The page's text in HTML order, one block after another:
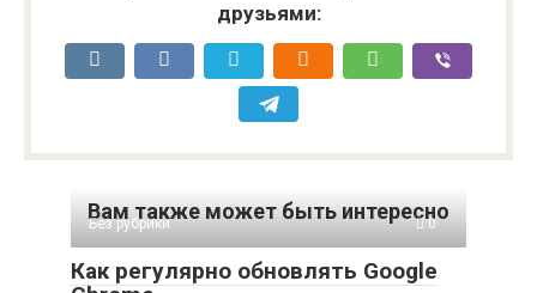
друзьями:
Вам также может быть интересно
Без рубрики 0
Как регулярно обновлять Google